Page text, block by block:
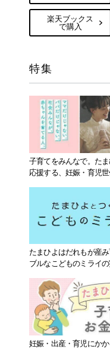
楽天ブックス
で購入
特集
子育てをみんなで。た
応援する、妊娠・育児
たまひよはだれもが産
ブルなこどものミライ
妊娠・出産・育児にか